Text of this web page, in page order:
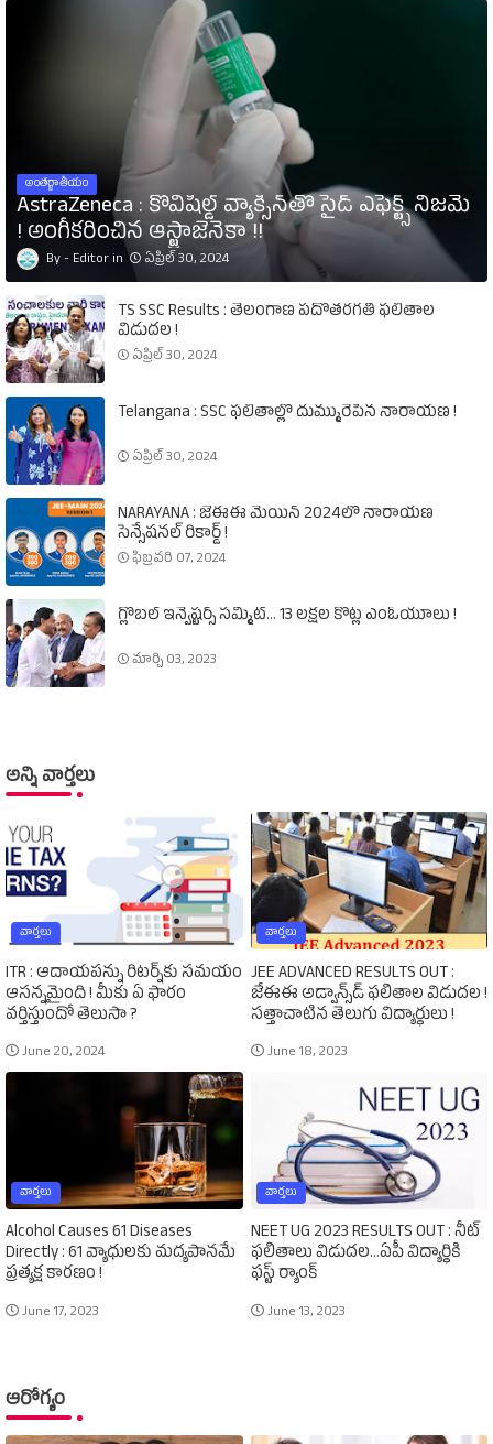
అంతర్జాతీయం
AstraZeneca : కోవిషీల్డ్‌ వ్యాక్సిన్‌తో సైడ్‌ ఎఫెక్ట్స్‌ నిజమే
! అంగీకరించిన ఆస్ట్రాజెనెకా !!
Editor ఏప్రిల్ 30, 2024
TS SSC Results : తెలంగాణ పదోతరగతి ఫలితాల
విడుదల !
ఏప్రిల్ 30, 2024
Telangana : SSC ఫలితాల్లో దుమ్మురేపిన నారాయణ !
ఏప్రిల్ 30, 2024
NARAYANA : జేఈఈ మెయిన్‌ 2024లో నారాయణ
సెన్సేషనల్‌ రికార్డ్‌ !
ఫిబ్రవరి 07, 2024
గ్లోబల్‌ ఇన్వెష్టర్స్‌ సమ్మిట్‌... 13 లక్షల కోట్ల ఎంఓయూలు !
మార్చి 03, 2023
అన్ని వార్తలు
వార్తలు
ITR : ఆదాయపన్ను రిటర్న్‌కు సమయం
ఆసన్నమైంది ! మీకు ఏ ఫారం
వర్తిస్తుందో తెలుసా ?
June 20, 2024
వార్తలు
JEE ADVANCED RESULTS OUT :
జేఈఈ అడ్వాన్స్‌డ్‌ ఫలితాల విడుదల !
సత్తాచాటిన తెలుగు విద్యార్థులు !
June 18, 2023
వార్తలు
Alcohol Causes 61 Diseases
Directly : 61 వ్యాధులకు మద్యపానమే
ప్రత్యక్ష కారణం !
June 17, 2023
వార్తలు
NEET UG 2023 RESULTS OUT : నీట్‌
ఫలితాలు విడుదల...ఏపీ విద్యార్థికి
ఫస్ట్‌ ర్యాంక్‌
June 13, 2023
ఆరోగ్యం